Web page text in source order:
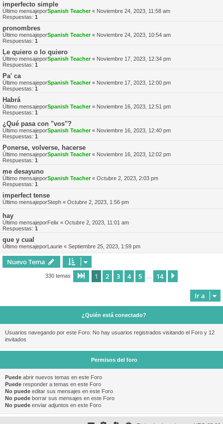
imperfecto simple
Último mensajeporSpanish Teacher« Noviembre 24, 2023, 11:58 am
Respuestas: 1
pronombres
Último mensajeporSpanish Teacher« Noviembre 24, 2023, 10:54 am
Respuestas: 1
Le quiero o lo quiero
Último mensajeporSpanish Teacher« Noviembre 17, 2023, 12:34 pm
Respuestas: 1
Pa' ca
Último mensajeporSpanish Teacher« Noviembre 17, 2023, 12:00 pm
Respuestas: 1
Habrá
Último mensajeporSpanish Teacher« Noviembre 16, 2023, 12:51 pm
Respuestas: 1
¿Qué pasa con "vos"?
Último mensajeporSpanish Teacher« Noviembre 16, 2023, 12:40 pm
Respuestas: 1
Ponerse, volverse, hacerse
Último mensajeporSpanish Teacher« Noviembre 16, 2023, 12:02 pm
Respuestas: 1
me desayuno
Último mensajeporSpanish Teacher« Octubre 2, 2023, 2:03 pm
Respuestas: 1
imperfect tense
Último mensajeporSteph « Octubre 2, 2023, 1:56 pm
hay
Último mensajeporFelix « Octubre 2, 2023, 11:01 am
Respuestas: 1
que y cual
Último mensajeporLaurie « Septiembre 25, 2023, 1:59 pm
Nuevo Tema
330 temas Página de 14
1 2 3 4 5 14
Ir a
¿Quién está conectado?
Usuarios navegando por este Foro: No hay usuarios registrados visitando el Foro y 12
invitados
Permisos del foro
Puede abrir nuevos temas en este Foro
Puede responder a temas en este Foro
No puede editar sus mensajes en este Foro
No puede borrar sus mensajes en este Foro
No puede enviar adjuntos en este Foro